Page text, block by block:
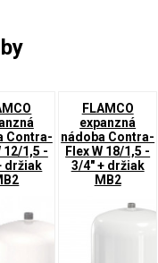
Contra-
12/1,5 -
držiak
FLAMCO
expanzná
nádoba Contra-
Flex W 18/1,5 -
3/4" + držiak
MB2